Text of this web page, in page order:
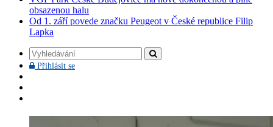
obsazenou halu
Od 1. září povede značku Peugeot v České republice Filip
Lapka
Vyhledávání
Přihlásit sePřihlásit